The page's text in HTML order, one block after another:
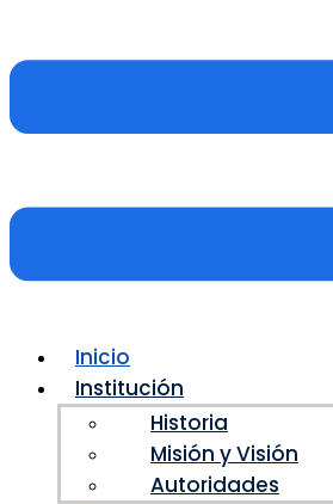
Inicio
Institución
Historia
Misión y Visión
Autoridades